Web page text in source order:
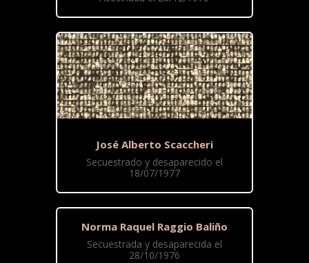
José Alberto Scaccheri
Secuestrado y desaparecido el
18/07/1977
Norma Raquel Raggio Baliño
Secuestrada y desaparecida el
28/10/1976